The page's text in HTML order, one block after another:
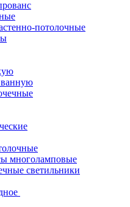
потолочные
многоламповые
светильники